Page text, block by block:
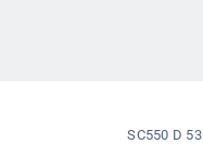
SC550 D